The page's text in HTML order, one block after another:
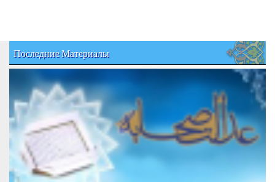
Последние Материалы